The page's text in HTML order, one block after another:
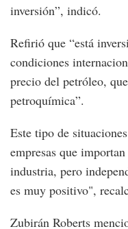
inversión”, indicó.
Refirió que “está
condiciones
precio del petróleo,
petroquímica”.
Este tipo de
empresas que
industria, pero
es muy positivo",
Zubirán Roberts